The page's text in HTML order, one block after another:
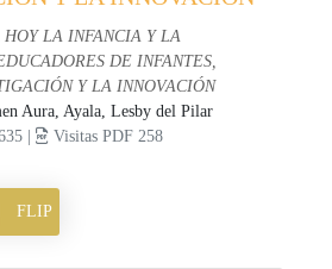
HOY LA INFANCIA Y LA
DE INFANTES,
Y LA INNOVACIÓN
Aura, Ayala, Lesby del Pilar
|
Visitas PDF 258
FLIP